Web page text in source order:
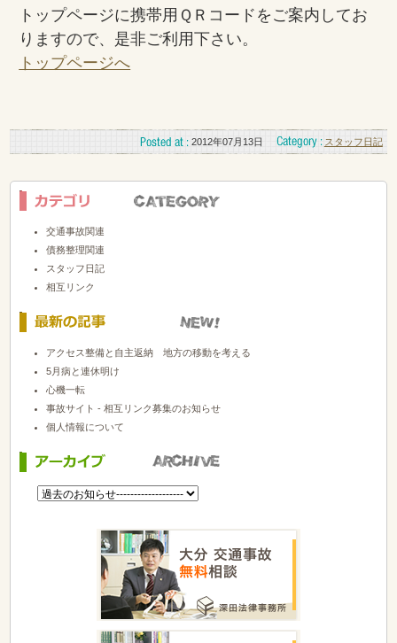
トップページに携帯用ＱＲコードをご案内してお
りますので、是非ご利用下さい。
トップページへ
スタッフ日記
2012年07月13日
交通事故関連
債務整理関連
スタッフ日記
相互リンク
アクセス整備と自主返納 地方の移動を考える
5月病と連休明け
心機一転
事故サイト - 相互リンク募集のお知らせ
個人情報について